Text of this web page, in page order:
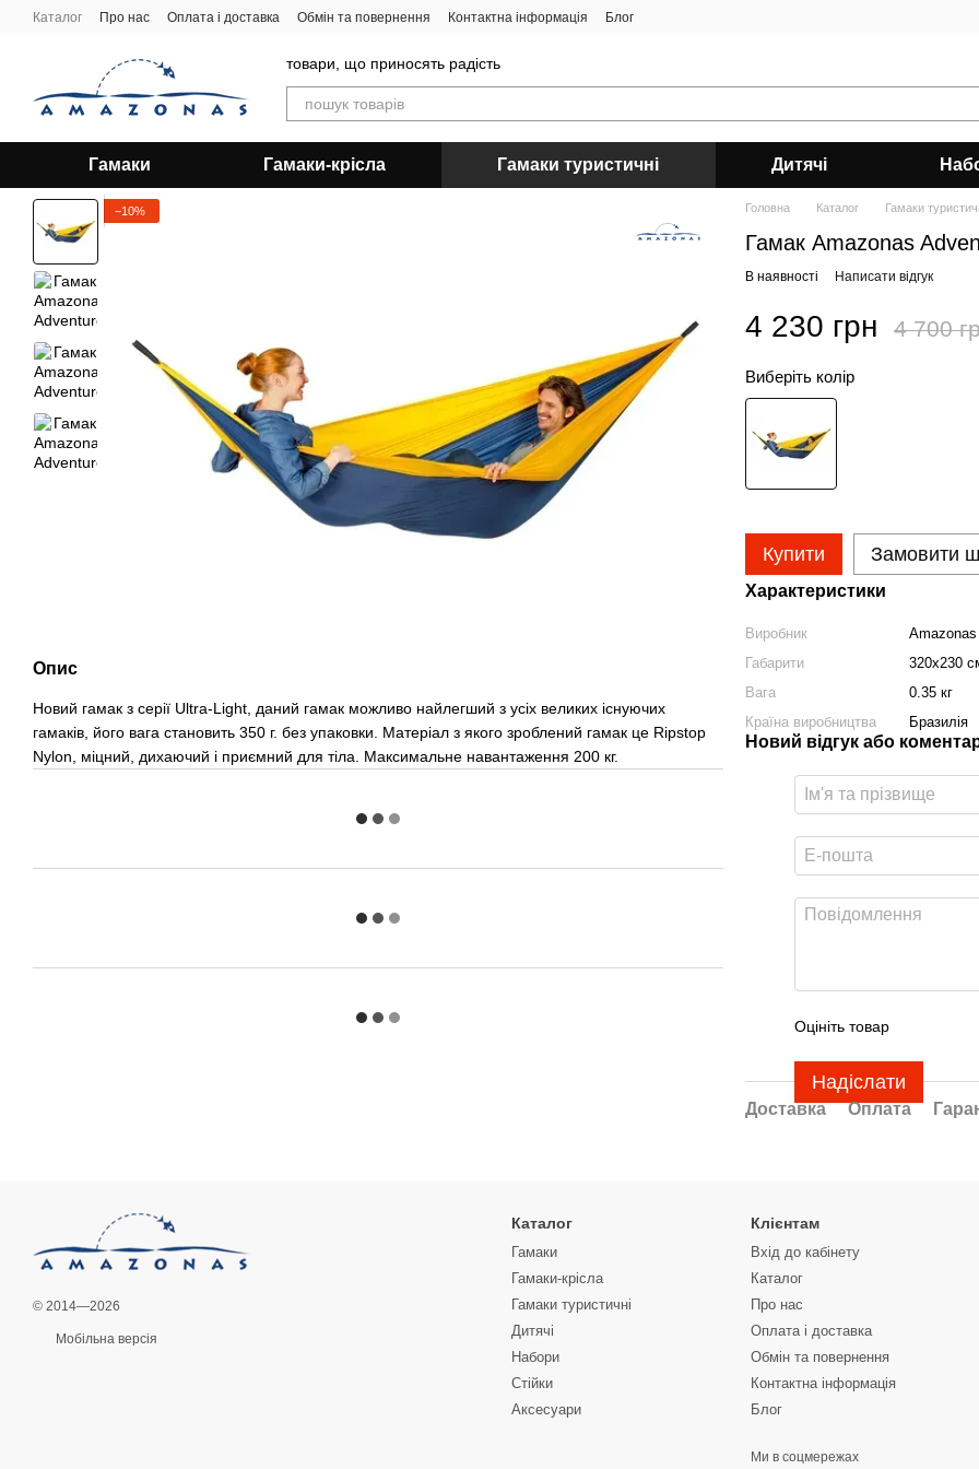
Перейти до основного контенту
Каталог Про нас Оплата і доставка Обмін та повернення Контактна інформація Блог
товари, що приносять радість
Гамаки Гамаки-крісла Гамаки туристичні Дитячі
−10%
Опис
Новий гамак з серії Ultra-Light, даний гамак можливо найлегший з усіх великих існуючих
гамаків, його вага становить 350 г. без упаковки. Матеріал з якого зроблений гамак це Ripstop
Nylon, міцний, дихаючий і приємний для тіла. Максимальне навантаження 200 кг.
Головна Каталог Гамаки
Гамак Amazonas
В наявності Написати відгук
4 230 грн 4 700
Виберіть колір
Купити Замовити
Характеристики
Виробник
Amazonas
Габарити
320х230
Вага
0.35 кг
Країна виробництва
Бразилія
Новий відгук або
Оцініть товар
Надіслати
Доставка Оплата
© 2014—2026
Мобільна версія
Каталог
Гамаки
Гамаки-крісла
Гамаки туристичні
Дитячі
Набори
Стійки
Аксесуари
Клієнтам
Вхід до кабінету
Каталог
Про нас
Оплата і доставка
Обмін та повернення
Контактна інформація
Блог
Ми в соцмережах